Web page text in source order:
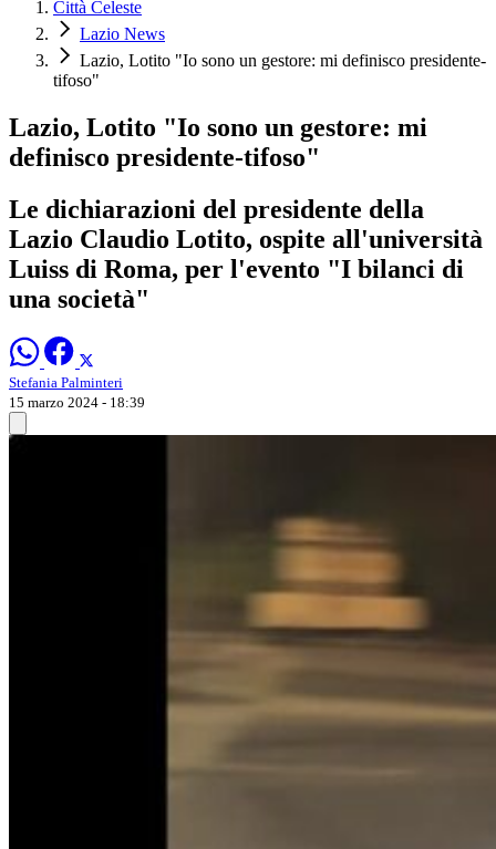
Città Celeste
Lazio News
Lazio, Lotito "Io sono un gestore: mi definisco presidente-
tifoso"
Lazio, Lotito "Io sono un gestore: mi
definisco presidente-tifoso"
Le dichiarazioni del presidente della
Lazio Claudio Lotito, ospite all'università
Luiss di Roma, per l'evento "I bilanci di
una società"
Stefania Palminteri
15 marzo 2024 - 18:39